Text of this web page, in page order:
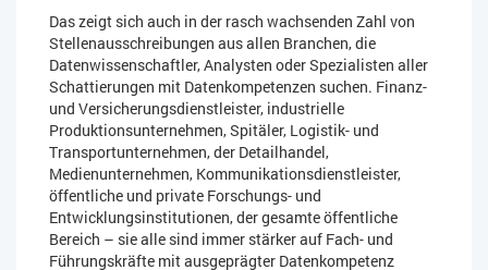
Das zeigt sich auch in der rasch wachsenden Zahl von
Stellenausschreibungen aus allen Branchen, die
Datenwissenschaftler, Analysten oder Spezialisten aller
Schattierungen mit Datenkompetenzen suchen. Finanz-
und Versicherungsdienstleister, industrielle
Produktionsunternehmen, Spitäler, Logistik- und
Transportunternehmen, der Detailhandel,
Medienunternehmen, Kommunikationsdienstleister,
öffentliche und private Forschungs- und
Entwicklungsinstitutionen, der gesamte öffentliche
Bereich – sie alle sind immer stärker auf Fach- und
Führungskräfte mit ausgeprägter Datenkompetenz